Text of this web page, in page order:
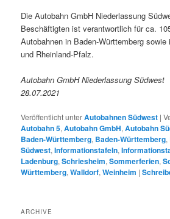
Die Autobahn GmbH Niederlassung
Beschäftigten ist verantwortlich für ca.
Autobahnen in Baden-Württemberg
und Rheinland-Pfalz.
Autobahn GmbH Niederlassung Südwest
28.07.2021
Veröffentlicht unterAutobahnen Südwest |
Autobahn 5,Autobahn GmbH,Autobahn
Baden-Württemberg, Baden-Württemberg,
Südwest,Informationstafeln,
Ladenburg,Schriesheim,Sommerferien,
Württemberg,Walldorf,Weinheim |
ARCHIVE